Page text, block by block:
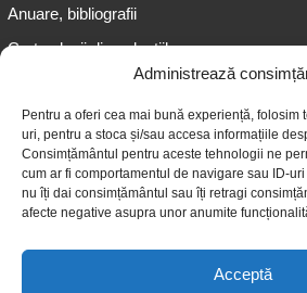
Administrează
Pentru a oferi cea mai bună experiență, folosim
uri, pentru a stoca și/sau accesa informațiile
Consimțământul pentru aceste tehnologii ne
cum ar fi comportamentul de navigare sau ID-
nu îți dai consimțământul sau îți retragi
afecte negative asupra unor anumite
Acceptă
Anuare, bibliografii
Cartea lunii din colecțiile
Informații pentru adolescenți
Informații pentru adulți
Informații pentru seniori